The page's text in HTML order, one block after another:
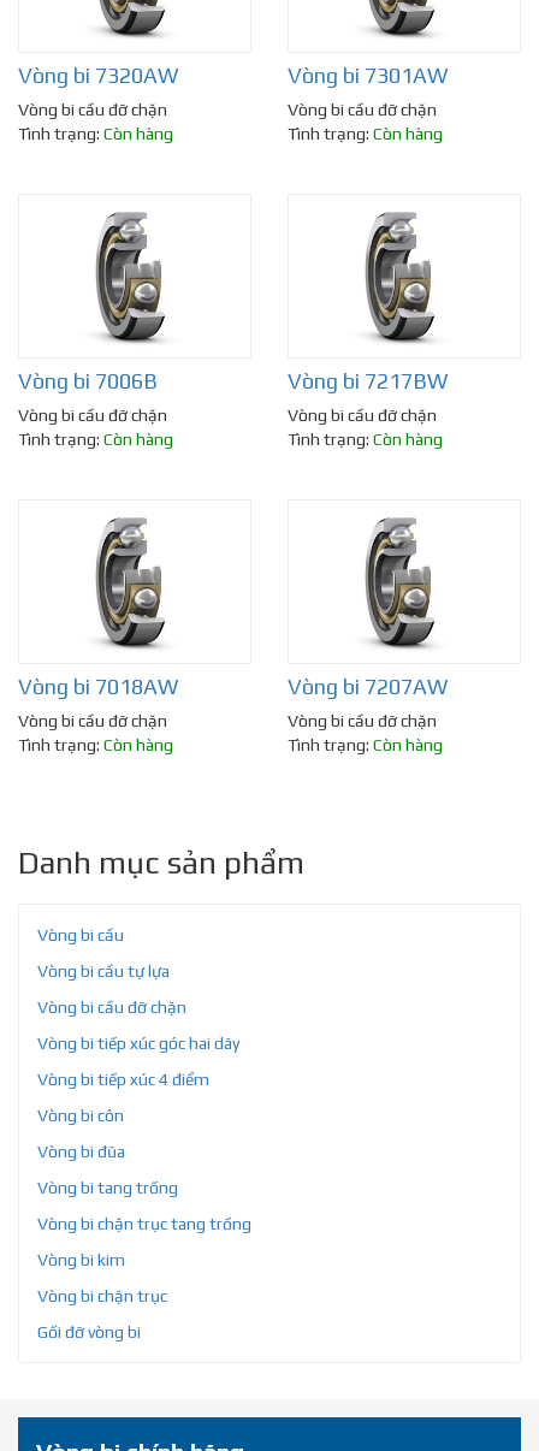
Vòng bi 7320AW
Vòng bi cầu đỡ chặn
Tình trạng: Còn hàng
Vòng bi 7301AW
Vòng bi cầu đỡ chặn
Tình trạng: Còn hàng
Vòng bi 7006B
Vòng bi cầu đỡ chặn
Tình trạng: Còn hàng
Vòng bi 7217BW
Vòng bi cầu đỡ chặn
Tình trạng: Còn hàng
Vòng bi 7018AW
Vòng bi cầu đỡ chặn
Tình trạng: Còn hàng
Vòng bi 7207AW
Vòng bi cầu đỡ chặn
Tình trạng: Còn hàng
Danh mục sản phẩm
Vòng bi cầu
Vòng bi cầu tự lựa
Vòng bi cầu đỡ chặn
Vòng bi tiếp xúc góc hai dãy
Vòng bi tiếp xúc 4 điểm
Vòng bi côn
Vòng bi đũa
Vòng bi tang trống
Vòng bi chặn trục tang trống
Vòng bi kim
Vòng bi chặn trục
Gối đỡ vòng bi